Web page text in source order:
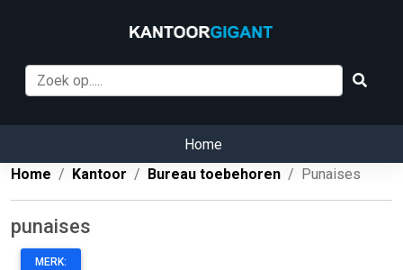
Home
Home
Kantoor Bureau toebehoren Punaises
punaises
MERK: